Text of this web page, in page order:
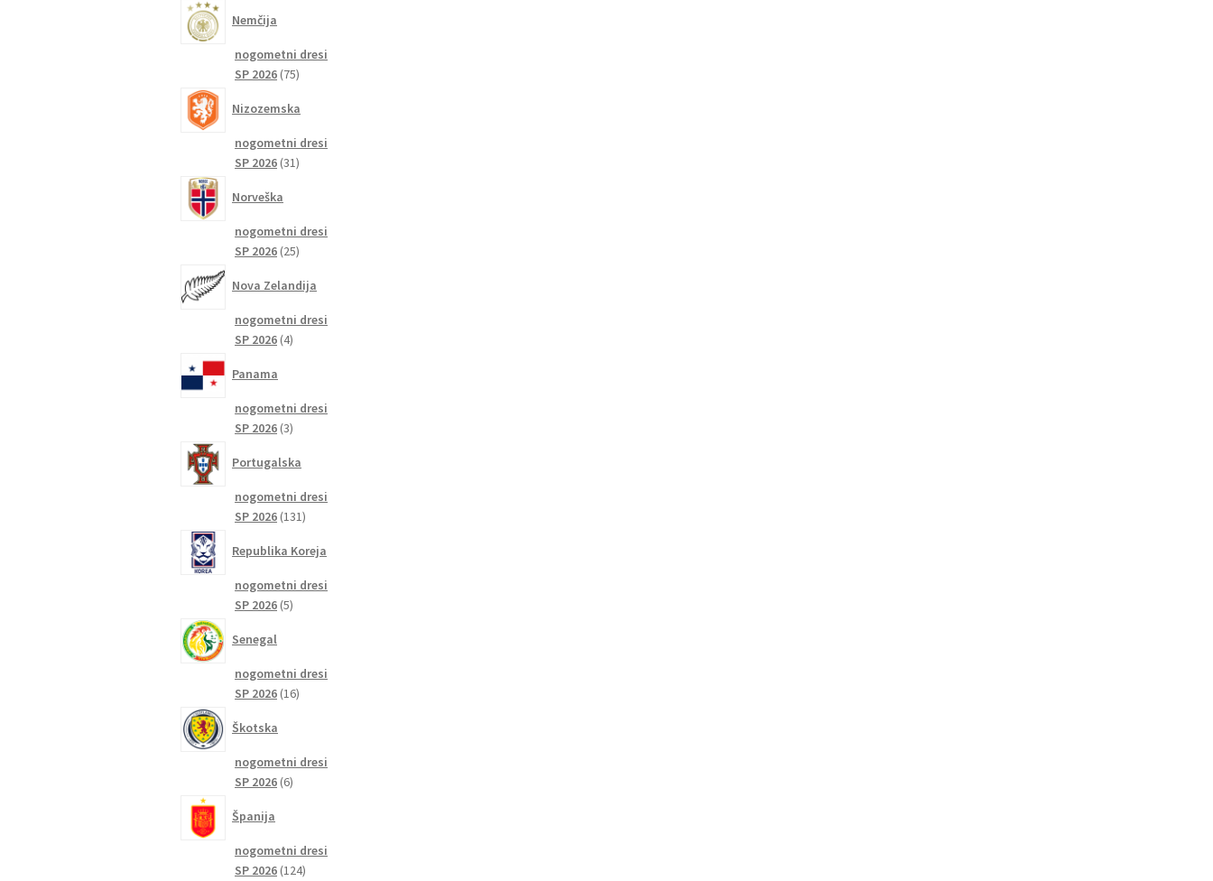
Nemčija
nogometni dresi
SP 2026 7575
Nizozemska
nogometni dresi
SP 2026 3131
Norveška
nogometni dresi
SP 2026 2525
Nova Zelandija
nogometni dresi
SP 2026 44
Panama
nogometni dresi
SP 2026 33
Portugalska
nogometni dresi
SP 2026 131131
Republika Koreja
nogometni dresi
SP 2026 55
Senegal
nogometni dresi
SP 2026 1616
Škotska
nogometni dresi
SP 2026 66
Španija
nogometni dresi
SP 2026 124124